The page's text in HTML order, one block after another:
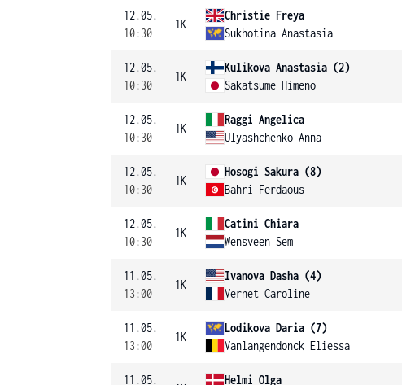
12.05.
10:30
1K
Christie Freya
Sukhotina Anastasia
12.05.
10:30
1K
Kulikova Anastasia (2)
Sakatsume Himeno
12.05.
10:30
1K
Raggi Angelica
Ulyashchenko Anna
12.05.
10:30
1K
Hosogi Sakura (8)
Bahri Ferdaous
12.05.
10:30
1K
Catini Chiara
Wensveen Sem
11.05.
13:00
1K
Ivanova Dasha (4)
Vernet Caroline
11.05.
13:00
1K
Lodikova Daria (7)
Vanlangendonck Eliessa
11.05. Helmi Olga